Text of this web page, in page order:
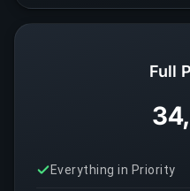
Full
Everything in Priority